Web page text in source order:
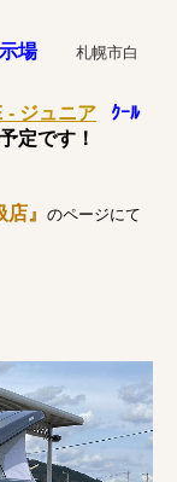
示場 札幌市白
- ジュニア
ｸｰﾙ
定です！
』 のページにて